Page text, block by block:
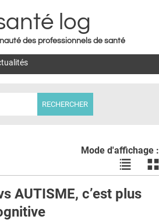
to navigation
log
des professionnels de santé
Mode d'affichage :
Voir
les
en
les
AUTISME, c’est plus